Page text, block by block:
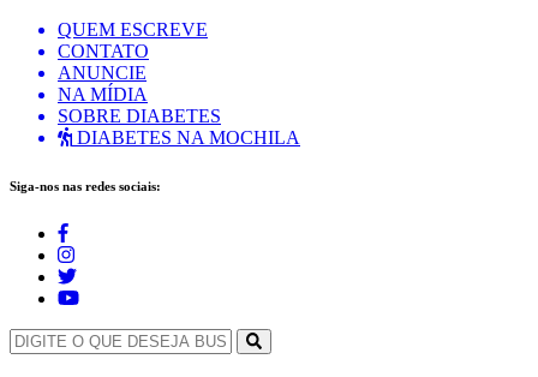
QUEM ESCREVE
CONTATO
ANUNCIE
NA MÍDIA
SOBRE DIABETES
DIABETES NA MOCHILA
Siga-nos nas redes sociais: